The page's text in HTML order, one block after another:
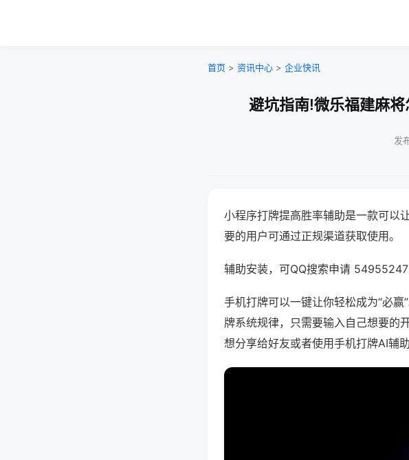
首页 > 资讯中心 > 企业快讯
避坑指南!微乐福建麻
发
小程序打牌提高胜率辅助是一款可以
要的用户可通过正规渠道获取使用。
辅助安装，可QQ搜索申请
手机打牌可以一键让你轻松成为“必
牌系统规律，只需要输入自己想要的
想分享给好友或者使用手机打牌AI辅